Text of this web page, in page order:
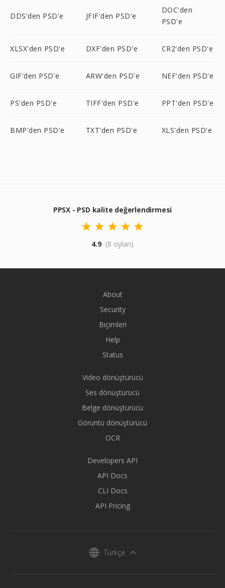
DDS'den PSD'e JFIF'den PSD'e
DOC'den
PSD'e
XLSX'den PSD'e DXF'den PSD'e CR2'den PSD'e
GIF'den PSD'e ARW'den PSD'e NEF'den PSD'e
PS'den PSD'e TIFF'den PSD'e PPT'den PSD'e
BMP'den PSD'e TXT'den PSD'e XLS'den PSD'e
PPSX - PSD kalite değerlendirmesi
4.9 (8 oyları)
About
Security
Biçimleri
Help
Status
Video dönüştürücü
Ses dönüştürücü
Belge dönüştürücü
Görüntü dönüştürücü
OCR
Developers API
API Docs
CLI Docs
API Pricing
Türkçe